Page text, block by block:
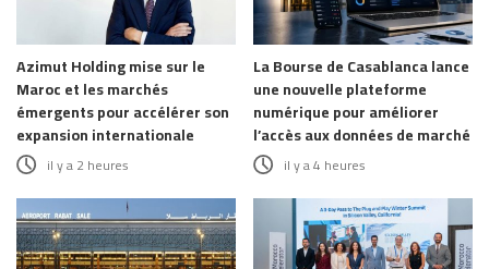
Azimut Holding mise sur le
Maroc et les marchés
émergents pour accélérer son
expansion internationale
il y a 2 heures
La Bourse de Casablanca lance
une nouvelle plateforme
numérique pour améliorer
l’accès aux données de marché
il y a 4 heures